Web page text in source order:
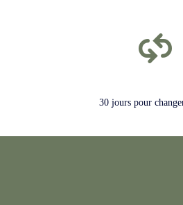
30 jours pour